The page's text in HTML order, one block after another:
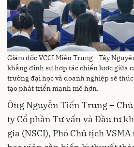
Giám đốc VCCI Miền Trung - Tây
khẳng định sự hợp tác chiến lược giữa
trường đại học và doanh nghiệp sẽ
tạo phát triển mạnh mẽ hơn.
Ông Nguyễn Tiến Trung –
ty Cổ phần Tư vấn và Đầu tư
gia (NSCI), Phó Chủ tịch